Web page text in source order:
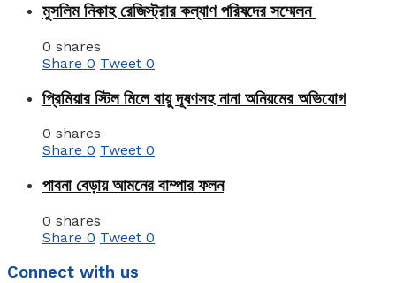
মুসলিম নিকাহ রেজিস্ট্রার কল্যাণ পরিষদের সম্মেলন
0 shares
Share 0 Tweet 0
প্রিমিয়ার স্টিল মিলে বায়ু দূষণসহ নানা অনিয়মের অভিযোগ
0 shares
Share 0 Tweet 0
পাবনা বেড়ায় আমনের বাম্পার ফলন
0 shares
Share 0 Tweet 0
Connect with us